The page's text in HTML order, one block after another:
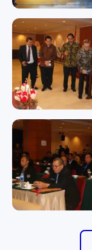
Memperingati
Nyepi Tahun
1941
Memperingati Hari
Nyepi Tahun Baru
RAPAT KERJA II/
RAPAT KERJA II/2016
RAPAT KERJA II/2016